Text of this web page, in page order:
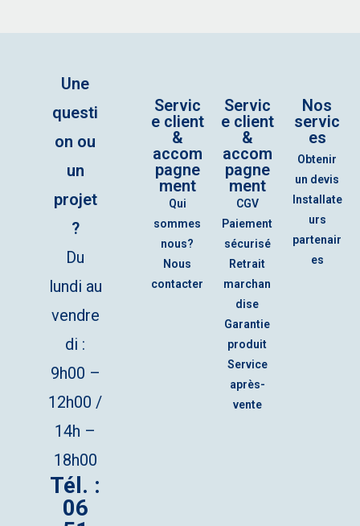
Une
questi
on ou
un
projet
?
Du
lundi au
vendre
di :
9h00 –
12h00 /
14h –
18h00
Tél. :
06
Servic
e client
&
accom
pagne
ment
Qui
sommes
nous?
Nous
contacter
Servic
e client
&
accom
pagne
ment
CGV
Paiement
sécurisé
Retrait
marchan
dise
Garantie
produit
Service
après-
vente
Nos
servic
es
Obtenir
un devis
Installate
urs
partenair
es